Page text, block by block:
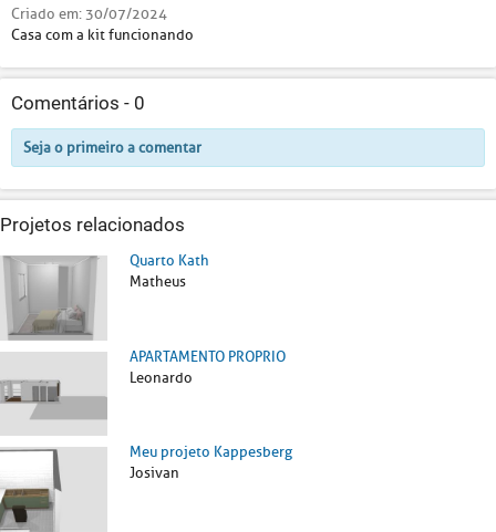
Criado em: 30/07/2024
Casa com a kit funcionando
Comentários - 0
Seja o primeiro a comentar
Projetos relacionados
Quarto Kath
Matheus
APARTAMENTO PROPRIO
Leonardo
Meu projeto Kappesberg
Josivan